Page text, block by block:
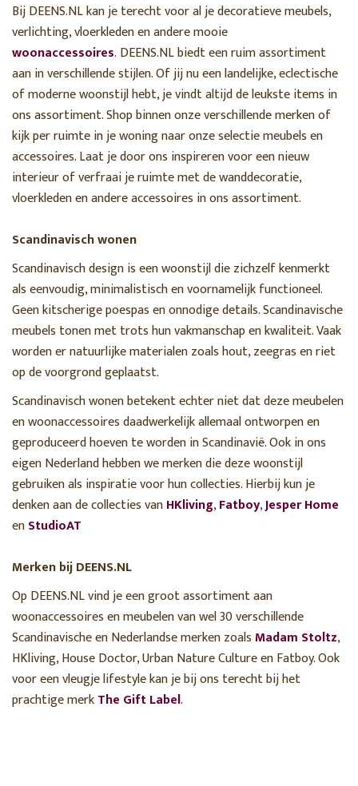
Bij DEENS.NL kan je terecht voor al je decoratieve meubels,
verlichting, vloerkleden en andere mooie
woonaccessoires. DEENS.NL biedt een ruim assortiment
aan in verschillende stijlen. Of jij nu een landelijke, eclectische
of moderne woonstijl hebt, je vindt altijd de leukste items in
ons assortiment. Shop binnen onze verschillende merken of
kijk per ruimte in je woning naar onze selectie meubels en
accessoires. Laat je door ons inspireren voor een nieuw
interieur of verfraai je ruimte met de wanddecoratie,
vloerkleden en andere accessoires in ons assortiment.
Scandinavisch wonen
Scandinavisch design is een woonstijl die zichzelf kenmerkt
als eenvoudig, minimalistisch en voornamelijk functioneel.
Geen kitscherige poespas en onnodige details. Scandinavische
meubels tonen met trots hun vakmanschap en kwaliteit. Vaak
worden er natuurlijke materialen zoals hout, zeegras en riet
op de voorgrond geplaatst.
Scandinavisch wonen betekent echter niet dat deze meubelen
en woonaccessoires daadwerkelijk allemaal ontworpen en
geproduceerd hoeven te worden in Scandinavië. Ook in ons
eigen Nederland hebben we merken die deze woonstijl
gebruiken als inspiratie voor hun collecties. Hierbij kun je
denken aan de collecties vanHKliving,Fatboy,Jesper Home
enStudioAT
Merken bij DEENS.NL
Op DEENS.NL vind je een groot assortiment aan
woonaccessoires en meubelen van wel 30 verschillende
Scandinavische en Nederlandse merken zoalsMadam Stoltz,
HKliving, House Doctor, Urban Nature Culture en Fatboy. Ook
voor een vleugje lifestyle kan je bij ons terecht bij het
prachtige merkThe Gift Label.